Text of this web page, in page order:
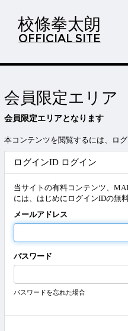
校條拳太朗
OFFICIAL SITE
会員限定エリア
会員限定エリアとなります
本コンテンツを閲覧するには、ログ
ログインID ログイン
当サイトの有料コンテンツ、
には、はじめにログインIDの無
メールアドレス
パスワード
パスワードを忘れた場合